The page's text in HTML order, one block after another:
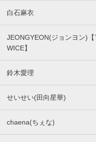
白石麻衣
JEONGYEON(ジョンヨン)【
WICE】
鈴木愛理
せいせい(田向星華)
chaena(ちぇな)